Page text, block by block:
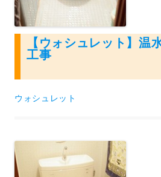
【ウォシュレット】温
工事
ウォシュレット